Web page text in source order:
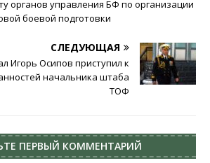
органов управления БФ по организации
боевой подготовки
СЛЕДУЮЩАЯ
Игорь Осипов приступил к
начальника штаба
ТОФ
ПЕРВЫЙ КОММЕНТАРИЙ